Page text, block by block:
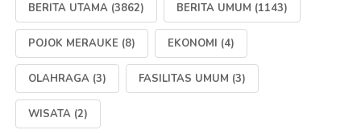
BERITA UTAMA (3862) BERITA UMUM (1143)
POJOK MERAUKE (8) EKONOMI (4)
OLAHRAGA (3) FASILITAS UMUM (3)
WISATA (2)